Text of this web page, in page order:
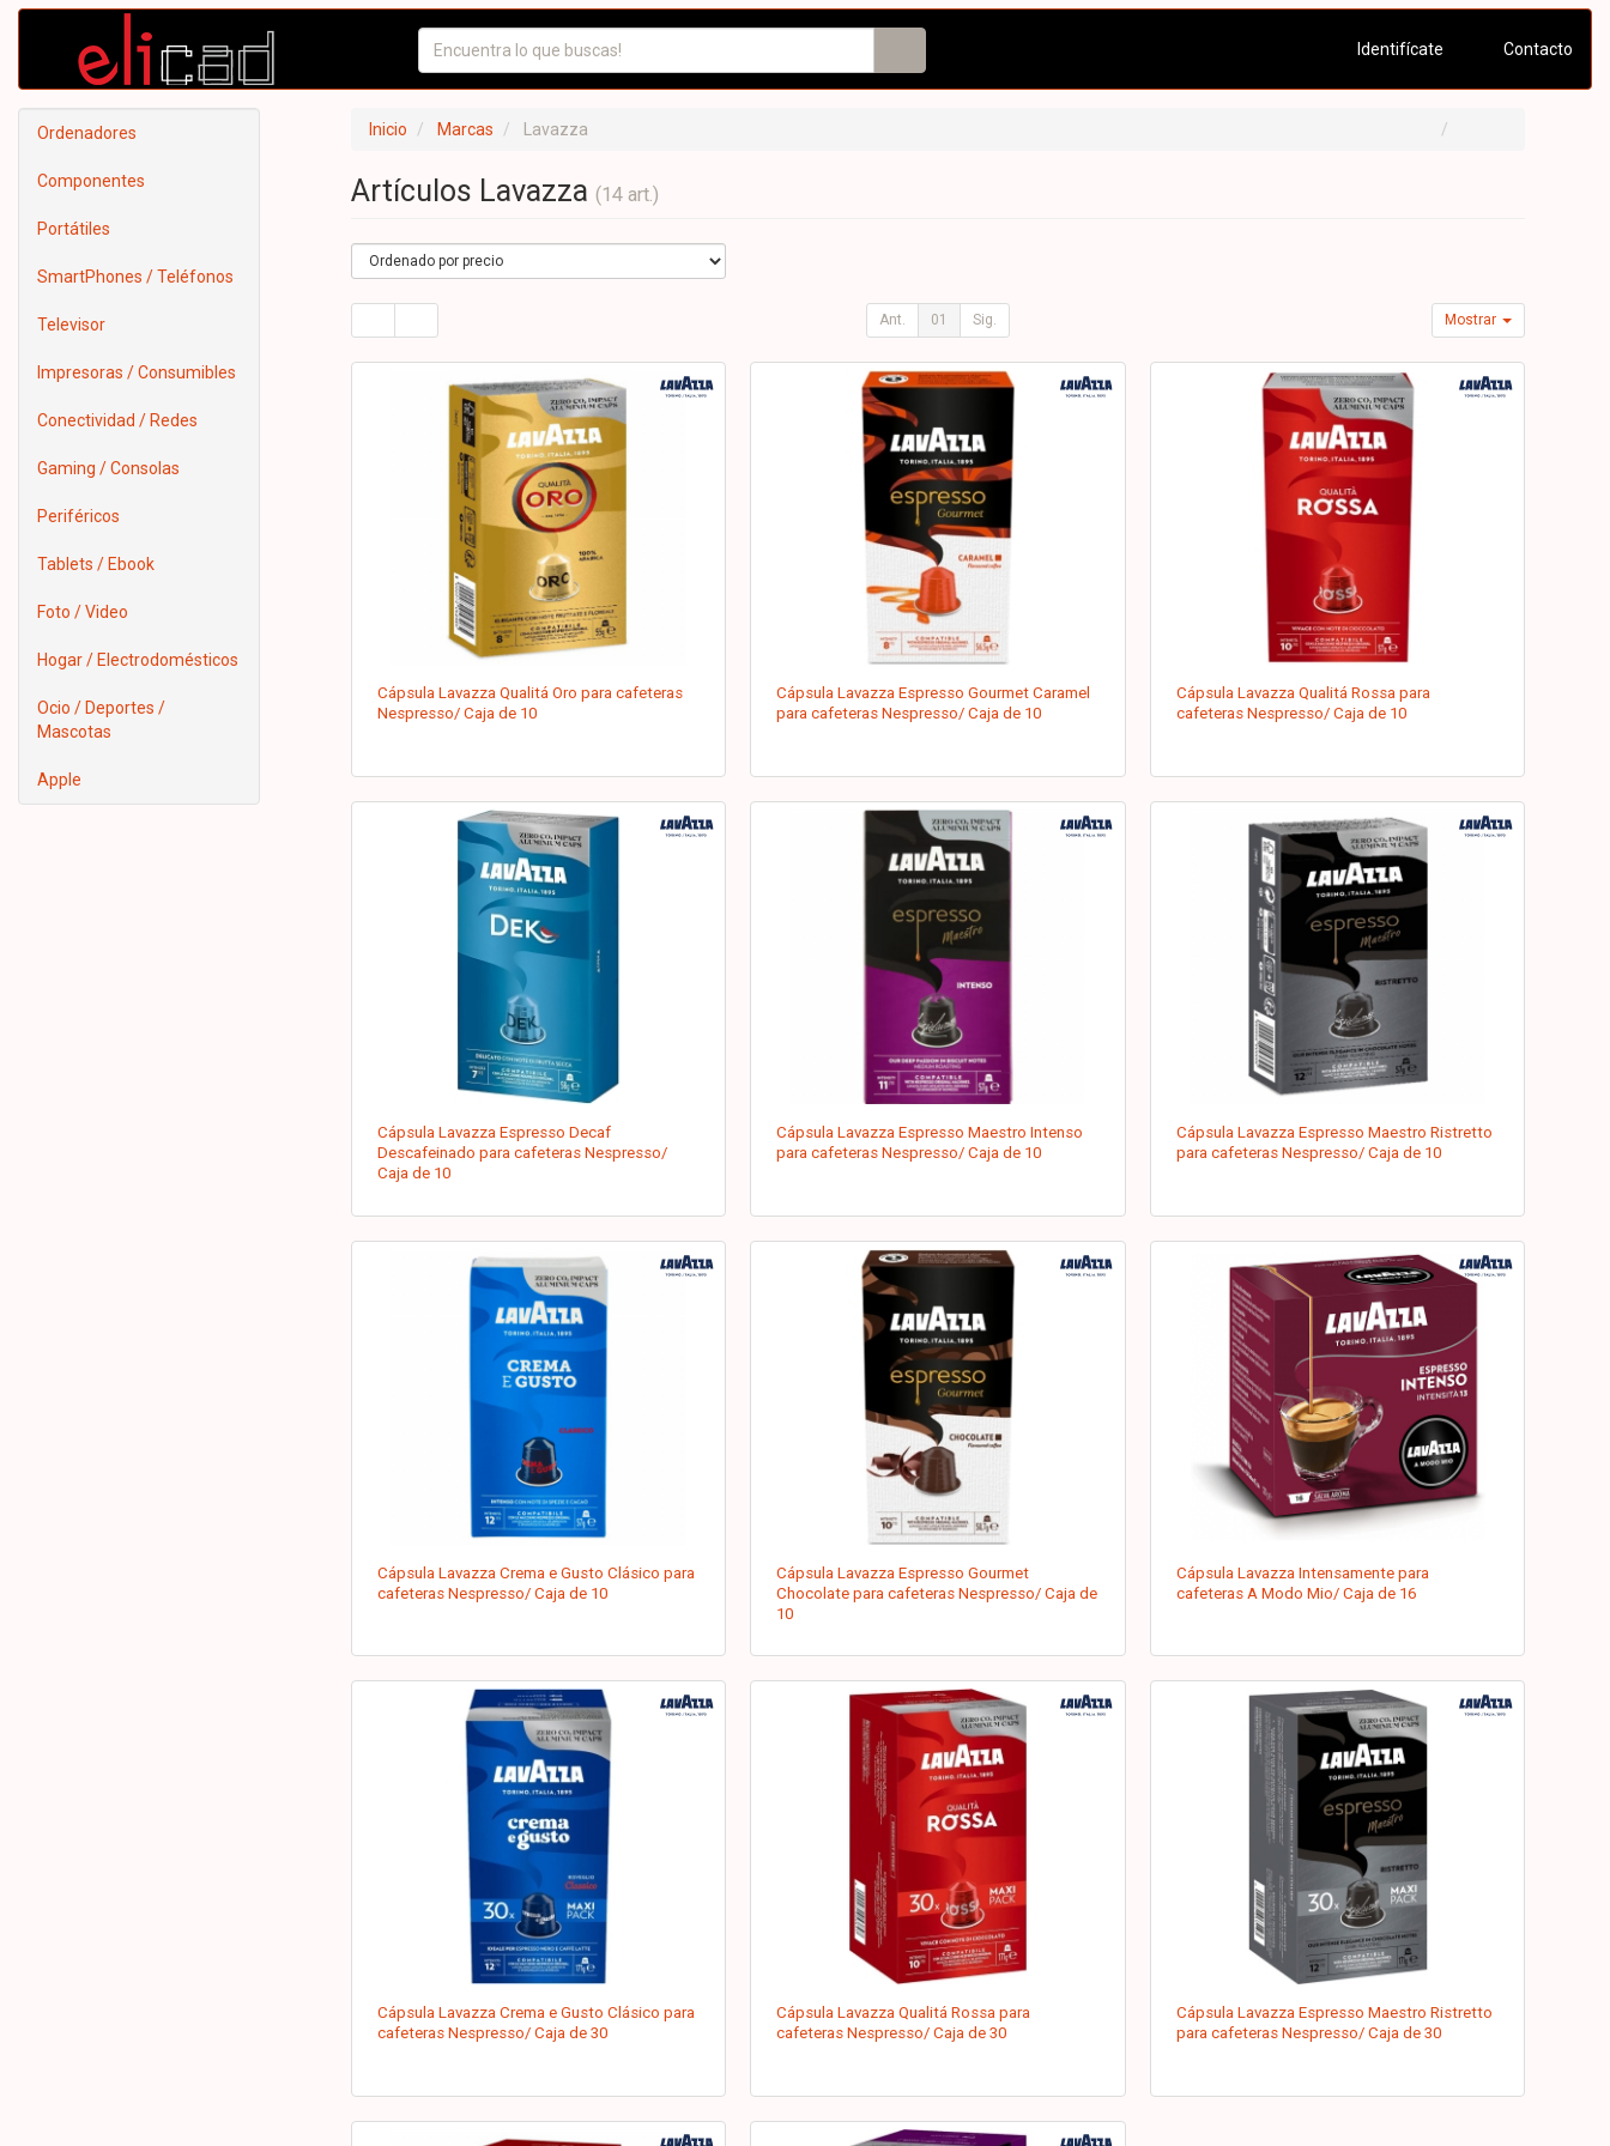
Identifícate Contacto
Ordenadores
Componentes
Portátiles
SmartPhones / Teléfonos
Televisor
Impresoras / Consumibles
Conectividad / Redes
Gaming / Consolas
Periféricos
Tablets / Ebook
Foto / Video
Hogar / Electrodomésticos
Ocio / Deportes /
Mascotas
Apple
Inicio Marcas Lavazza
Artículos Lavazza (14 art.)
Ant. 01 Sig. Mostrar
Cápsula Lavazza Qualitá Oro para cafeteras
Nespresso/ Caja de 10
Cápsula Lavazza Espresso Gourmet Caramel
para cafeteras Nespresso/ Caja de 10
Cápsula Lavazza Qualitá Rossa para
cafeteras Nespresso/ Caja de 10
Cápsula Lavazza Espresso Decaf
Descafeinado para cafeteras Nespresso/
Caja de 10
Cápsula Lavazza Espresso Maestro Intenso
para cafeteras Nespresso/ Caja de 10
Cápsula Lavazza Espresso Maestro Ristretto
para cafeteras Nespresso/ Caja de 10
Cápsula Lavazza Crema e Gusto Clásico para
cafeteras Nespresso/ Caja de 10
Cápsula Lavazza Espresso Gourmet
Chocolate para cafeteras Nespresso/ Caja de
10
Cápsula Lavazza Intensamente para
cafeteras A Modo Mio/ Caja de 16
Cápsula Lavazza Crema e Gusto Clásico para
cafeteras Nespresso/ Caja de 30
Cápsula Lavazza Qualitá Rossa para
cafeteras Nespresso/ Caja de 30
Cápsula Lavazza Espresso Maestro Ristretto
para cafeteras Nespresso/ Caja de 30